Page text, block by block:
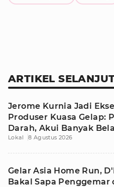
ARTIKEL
Jerome Kurnia Jadi
Produser Kuasa Gelap:
Darah, Akui Banyak
Lokal 8 Agustus 2026
Gelar Asia Home Run,
Bakal Sapa Penggemar